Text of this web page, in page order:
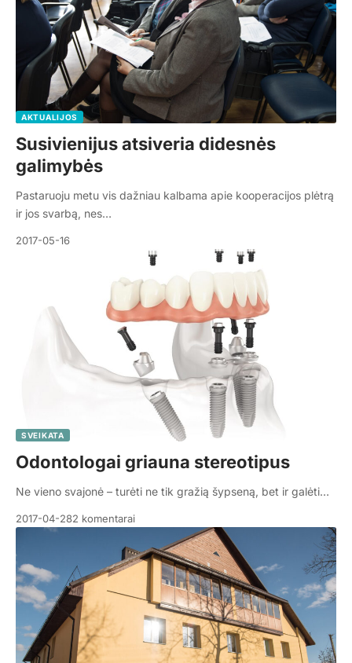
AKTUALIJOS
Susivienijus atsiveria didesnės
galimybės
Pastaruoju metu vis dažniau kalbama apie kooperacijos plėtrą
ir jos svarbą, nes…
2017-05-16
SVEIKATA
Odontologai griauna stereotipus
Ne vieno svajonė – turėti ne tik gražią šypseną, bet ir galėti…
2017-04-282 komentarai